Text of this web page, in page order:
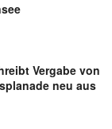
Vergabe von
neu aus